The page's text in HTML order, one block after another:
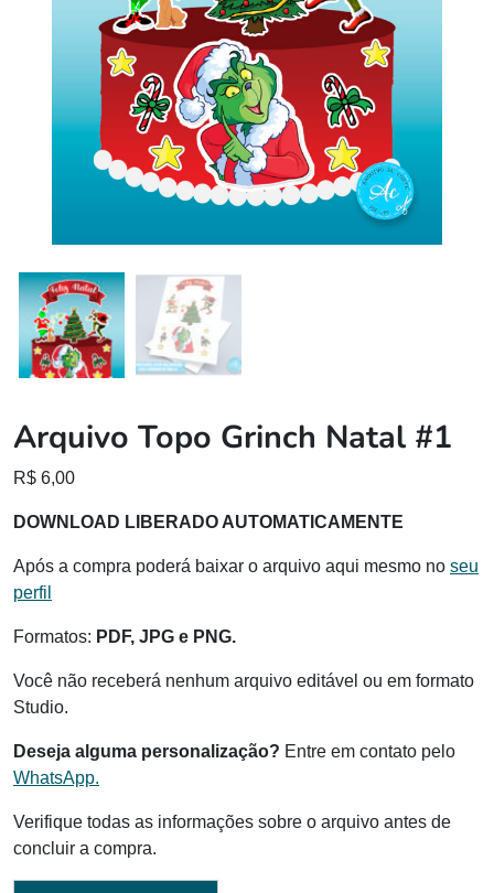
Arquivo Topo Grinch Natal #1
R$ 6,00
DOWNLOAD LIBERADO AUTOMATICAMENTE
Após a compra poderá baixar o arquivo aqui mesmo no seu
perfil
Formatos: PDF, JPG e PNG.
Você não receberá nenhum arquivo editável ou em formato
Studio.
Deseja alguma personalização? Entre em contato pelo
WhatsApp.
Verifique todas as informações sobre o arquivo antes de
concluir a compra.